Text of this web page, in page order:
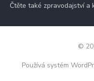
Čtěte také zpravodajství a
©
Používá systém